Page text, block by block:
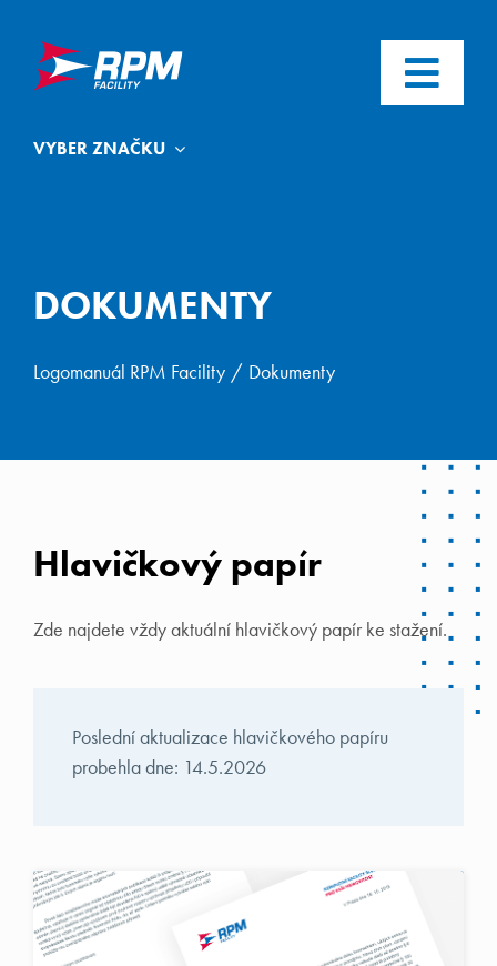
content
VYBER ZNAČKU
LOGO
BARVY
DOKUMENTY
DOKUMENTY
Logomanuál RPM Facility Dokumenty
Hlavičkový papír
Zde najdete vždy aktuální hlavičkový papír ke stažení.
Poslední aktualizace hlavičkového papíru
probehla dne: 14.5.2026